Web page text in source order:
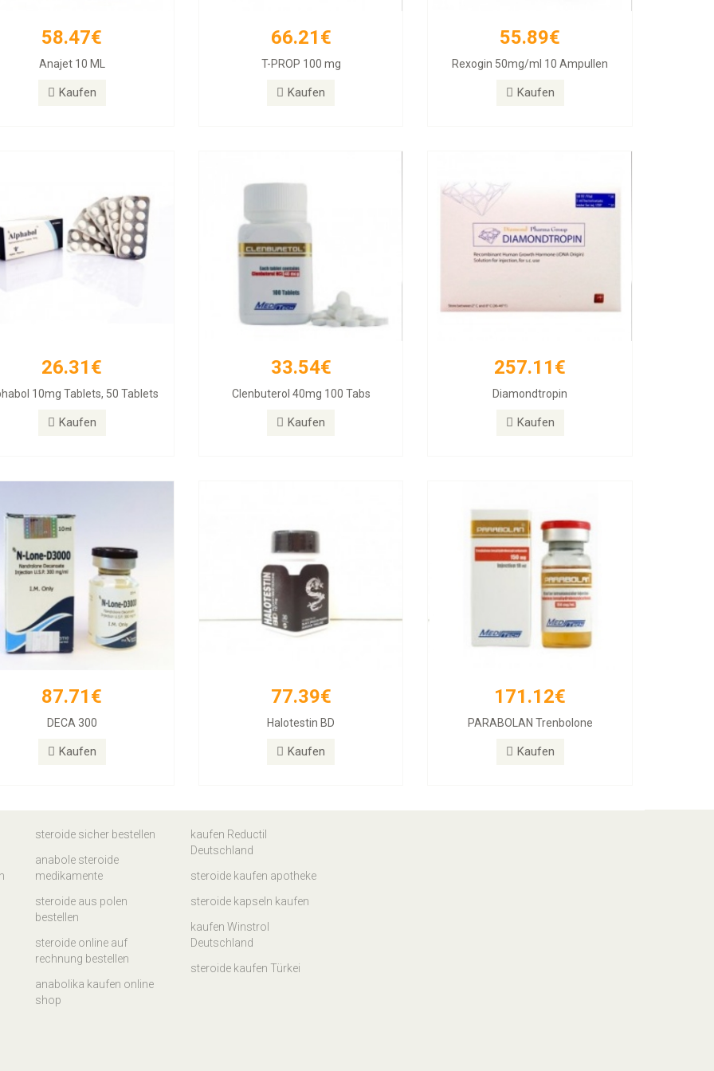
58.47€
Anajet 10 ML
Kaufen
66.21€
T-PROP 100 mg
Kaufen
55.89€
Rexogin 50mg/ml 10 Ampullen
Kaufen
26.31€
10mg Tablets, 50 Tablets
Kaufen
26.31€
10mg Tablets, 50 Tablets
33.54€
Clenbuterol 40mg 100 Tabs
Kaufen
33.54€
Clenbuterol 40mg 100 Tabs
257.11€
Diamondtropin
Kaufen
257.11€
Diamondtropin
87.71€
DECA 300
Kaufen
87.71€
DECA 300
77.39€
Halotestin BD
Kaufen
77.39€
Halotestin BD
171.12€
PARABOLAN Trenbolone
Kaufen
171.12€
PARABOLAN Trenbolone
steroide sicher bestellen
anabole steroide
medikamente
steroide aus polen
bestellen
steroide online auf
rechnung bestellen
anabolika kaufen online
shop
kaufen Reductil
Deutschland
steroide kaufen apotheke
steroide kapseln kaufen
kaufen Winstrol
Deutschland
steroide kaufen Türkei